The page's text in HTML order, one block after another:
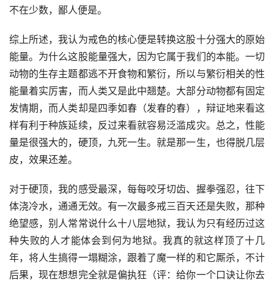
不在少数，鄙人便是。
综上所述，我认为戒色的核心便是转换这股十分强大的原始
能量。为什么这股能量强大，因为它属于我们的本能。一切
动物的生存主题都逃不开食物和繁衍，所以与繁衍相关的性
能量着实厉害，而人类又是此中翘楚。大部分动物都有固定
发情期，而人类却是四季如春（发春的春），辩证地来看这
样有利于种族延续，反过来看就容易泛滥成灾。总之，性能
量是很强大的，硬顶，九死一生。就是那一生，也得脱几层
皮，效果还差。
对于硬顶，我的感受最深，每每咬牙切齿、握拳强忍，往下
体浇冷水，通通无效。有一次最多戒三百天还是失败，那种
绝望感，别人常常说什么十八层地狱，我认为只有经历过这
种失败的人才能体会到何为地狱。我真的就这样顶了十几
年，将人生搞得一塌糊涂，跟着了魔一样的和它厮杀，不计
后果，现在想想完全就是偏执狂（评：给你一个口诀让你去